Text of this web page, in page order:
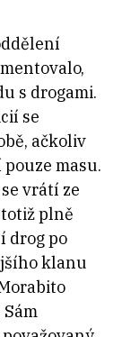
s drogami.
se
ačkoliv
masu.
vrátí ze
plně
drog po
klanu